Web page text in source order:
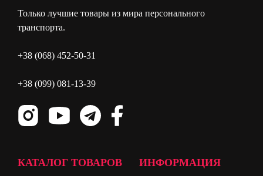
Только лучшие товары из мира персонального
транспорта.
+38 (068) 452-50-31
+38 (099) 081-13-39
КАТАЛОГ ТОВАРОВ ИНФОРМАЦИЯ